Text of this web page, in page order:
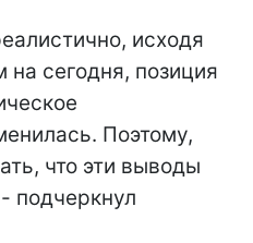
исходя
на сегодня, позиция
Поэтому,
что эти выводы
подчеркнул